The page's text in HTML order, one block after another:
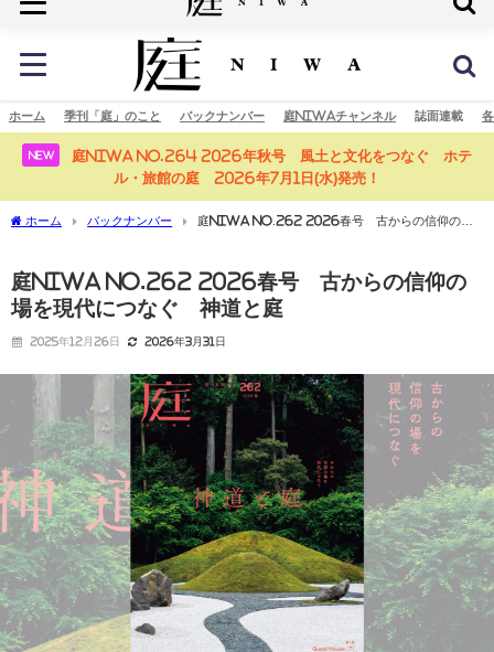
庭の未来へ
ホーム 季刊「庭」のこと バックナンバー 庭NIWAチャンネル 誌面連載
NEW
庭NIWA No.264 2026年秋号 風土と文化をつなぐ ホテ
ル・旅館の庭 2026年7月1日(水)発売！
ホーム バックナンバー
庭NIWA No.262 2026春号 古からの信仰の場
庭NIWA No.262 2026春号 古からの信仰の
場を現代につなぐ 神道と庭
2025年12月26日 2026年3月31日